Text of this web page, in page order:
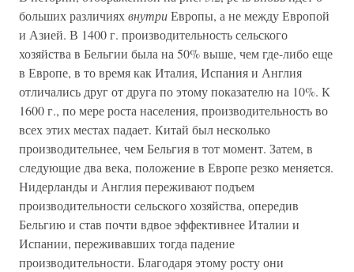
больших различияхвнутриЕвропы, а не между Европой
и Азией. В 1400 г. производительность сельского
хозяйства в Бельгии была на 50% выше, чем где-либо еще
в Европе, в то время как Италия, Испания и Англия
отличались друг от друга по этому показателю на 10%. К
1600 г., по мере роста населения, производительность во
всех этих местах падает. Китай был несколько
производительнее, чем Бельгия в тот момент. Затем, в
следующие два века, положение в Европе резко меняется.
Нидерланды и Англия переживают подъем
производительности сельского хозяйства, опередив
Бельгию и став почти вдвое эффективнее Италии и
Испании, переживавших тогда падение
производительности. Благодаря этому росту они